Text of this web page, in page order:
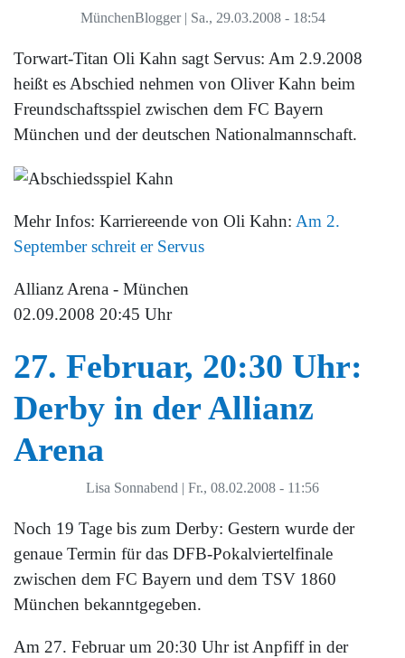
MünchenBlogger | Sa., 29.03.2008 - 18:54
Torwart-Titan Oli Kahn sagt Servus: Am 2.9.2008
heißt es Abschied nehmen von Oliver Kahn beim
Freundschaftsspiel zwischen dem FC Bayern
München und der deutschen Nationalmannschaft.
Mehr Infos: Karriereende von Oli Kahn: Am 2.
September schreit er Servus
Allianz Arena - München
02.09.2008 20:45 Uhr
27. Februar, 20:30 Uhr:
Derby in der Allianz
Arena
Lisa Sonnabend | Fr., 08.02.2008 - 11:56
Noch 19 Tage bis zum Derby: Gestern wurde der
genaue Termin für das DFB-Pokalviertelfinale
zwischen dem FC Bayern und dem TSV 1860
München bekanntgegeben.
Am 27. Februar um 20:30 Uhr ist Anpfiff in der